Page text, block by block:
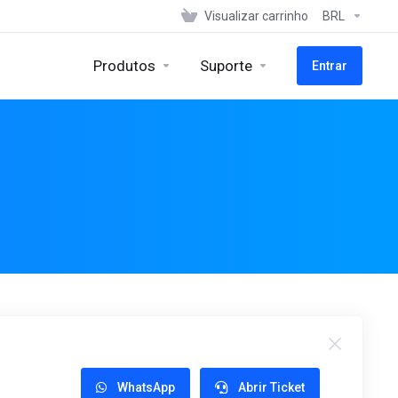
Visualizar carrinho BRL
Produtos Suporte Entrar
WhatsApp Abrir Ticket